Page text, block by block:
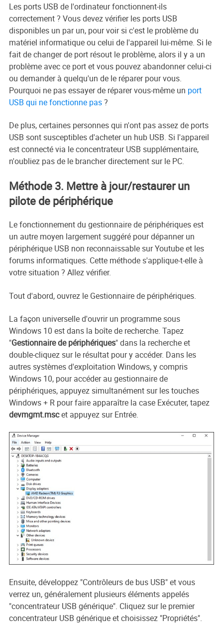
Les ports USB de l'ordinateur fonctionnent-ils
correctement ? Vous devez vérifier les ports USB
disponibles un par un, pour voir si c'est le problème du
matériel informatique ou celui de l'appareil lui-même. Si le
fait de changer de port résout le problème, alors il y a un
problème avec ce port et vous pouvez abandonner celui-ci
ou demander à quelqu'un de le réparer pour vous.
Pourquoi ne pas essayer de réparer vous-même un port
USB qui ne fonctionne pas?
De plus, certaines personnes qui n'ont pas assez de ports
USB sont susceptibles d'acheter un hub USB. Si l'appareil
est connecté via le concentrateur USB supplémentaire,
n'oubliez pas de le brancher directement sur le PC.
Méthode 3. Mettre à jour/restaurer un
pilote de périphérique
Le fonctionnement du gestionnaire de périphériques est
un autre moyen largement suggéré pour dépanner un
périphérique USB non reconnaissable sur Youtube et les
forums informatiques. Cette méthode s'applique-t-elle à
votre situation ? Allez vérifier.
Tout d'abord, ouvrez le Gestionnaire de périphériques.
La façon universelle d'ouvrir un programme sous
Windows 10 est dans la boîte de recherche. Tapez
"Gestionnaire de périphériques" dans la recherche et
double-cliquez sur le résultat pour y accéder. Dans les
autres systèmes d'exploitation Windows, y compris
Windows 10, pour accéder au gestionnaire de
périphériques, appuyez simultanément sur les touches
Windows + R pour faire apparaître la case Exécuter, tapez
devmgmt.mscet appuyez sur Entrée.
Ensuite, développez "Contrôleurs de bus USB" et vous
verrez un, généralement plusieurs éléments appelés
"concentrateur USB générique". Cliquez sur le premier
concentrateur USB générique et choisissez "Propriétés".